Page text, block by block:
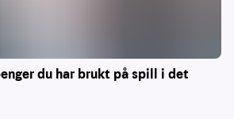
du har brukt på spill i det